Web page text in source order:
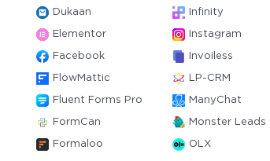
Dukaan Infinity
Elementor Instagram
Facebook Invoiless
FlowMattic LP-CRM
Fluent Forms Pro ManyChat
FormCan Monster Leads
Formaloo OLX